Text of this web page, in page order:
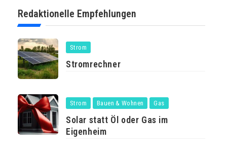
Redaktionelle Empfehlungen
Strom
Stromrechner
Strom Bauen & Wohnen Gas
Solar statt Öl oder Gas im
Eigenheim